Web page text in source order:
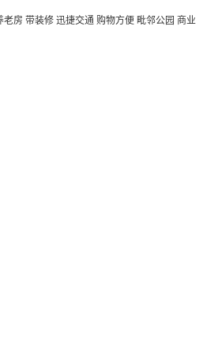
老房 带装修 迅捷交通 购物方便 毗邻公园 商业